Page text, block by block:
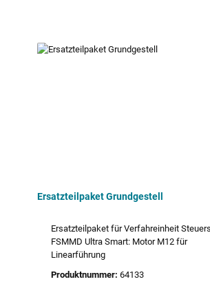
Ersatzteilpaket Grundgestell
Ersatzteilpaket für Verfahreinheit
FSMMD Ultra Smart: Motor M12 für
Linearführung
Produktnummer: 64133